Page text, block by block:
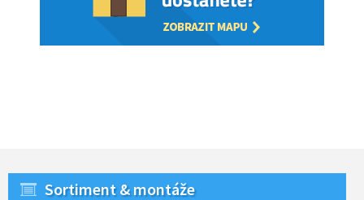
Sortiment & montáže